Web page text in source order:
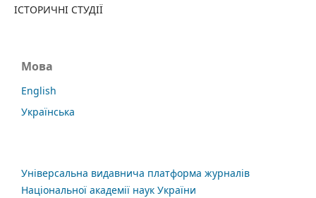
ІСТОРИЧНІ СТУДІЇ
Мова
English
Українська
Універсальна видавнича платформа журналів
Національної академії наук України